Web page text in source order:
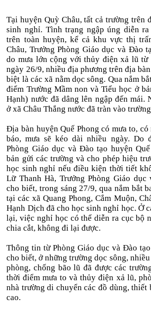
Tại huyện Quỳ Châu, tất cả trường trên
sinh nghỉ. Tình trạng ngập úng diễn
trên toàn huyện, kể cả khu vực thị
Châu, Trưởng Phòng Giáo dục và Đào
do mưa lớn cộng với thủy điện xả lũ từ
ngày 26/9, nhiều địa phương trên địa
biệt là các xã nằm dọc sông. Qua nắm
điểm Trường Mầm non và Tiểu học ở
Hạnh) nước đã dâng lên ngập đến mái.
ở xã Châu Thắng nước đã tràn vào
Địa bàn huyện Quế Phong có mưa to,
báo, mưa sẽ kéo dài nhiều ngày. Do
Phòng Giáo dục và Đào tạo huyện
bản gửi các trường và cho phép hiệu
học sinh nghỉ nếu điều kiện thời tiết
Lữ Thanh Hà, Trưởng Phòng Giáo
cho biết, trong sáng 27/9, qua nắm bắt
tại các xã Quang Phong, Cắm Muộn,
Hạnh Dịch đã cho học sinh nghỉ học. Ở
lại, việc nghỉ học có thể diễn ra cục bộ
chia cắt, không đi lại được.
Thông tin từ Phòng Giáo dục và Đào
cho biết, ở những trường dọc sông,
phòng, chống bão lũ đã được các
thời điểm mưa to và thủy điện xả lũ,
nhà trường di chuyển các đồ dùng, thiết
cao.